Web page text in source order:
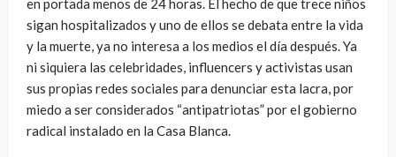
en portada menos de 24 horas. El hecho de que trece niños
sigan hospitalizados y uno de ellos se debata entre la vida
y la muerte, ya no interesa a los medios el día después. Ya
ni siquiera las celebridades, influencers y activistas usan
sus propias redes sociales para denunciar esta lacra, por
miedo a ser considerados “antipatriotas” por el gobierno
radical instalado en la Casa Blanca.